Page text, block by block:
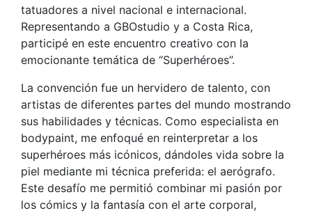
tatuadores a nivel nacional e internacional.
Representando a GBOstudio y a Costa Rica,
participé en este encuentro creativo con la
emocionante temática de “Superhéroes”.
La convención fue un hervidero de talento, con
artistas de diferentes partes del mundo mostrando
sus habilidades y técnicas. Como especialista en
bodypaint, me enfoqué en reinterpretar a los
superhéroes más icónicos, dándoles vida sobre la
piel mediante mi técnica preferida: el aerógrafo.
Este desafío me permitió combinar mi pasión por
los cómics y la fantasía con el arte corporal,